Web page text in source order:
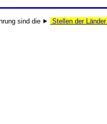
sind die ⯈
Stellen der Länder